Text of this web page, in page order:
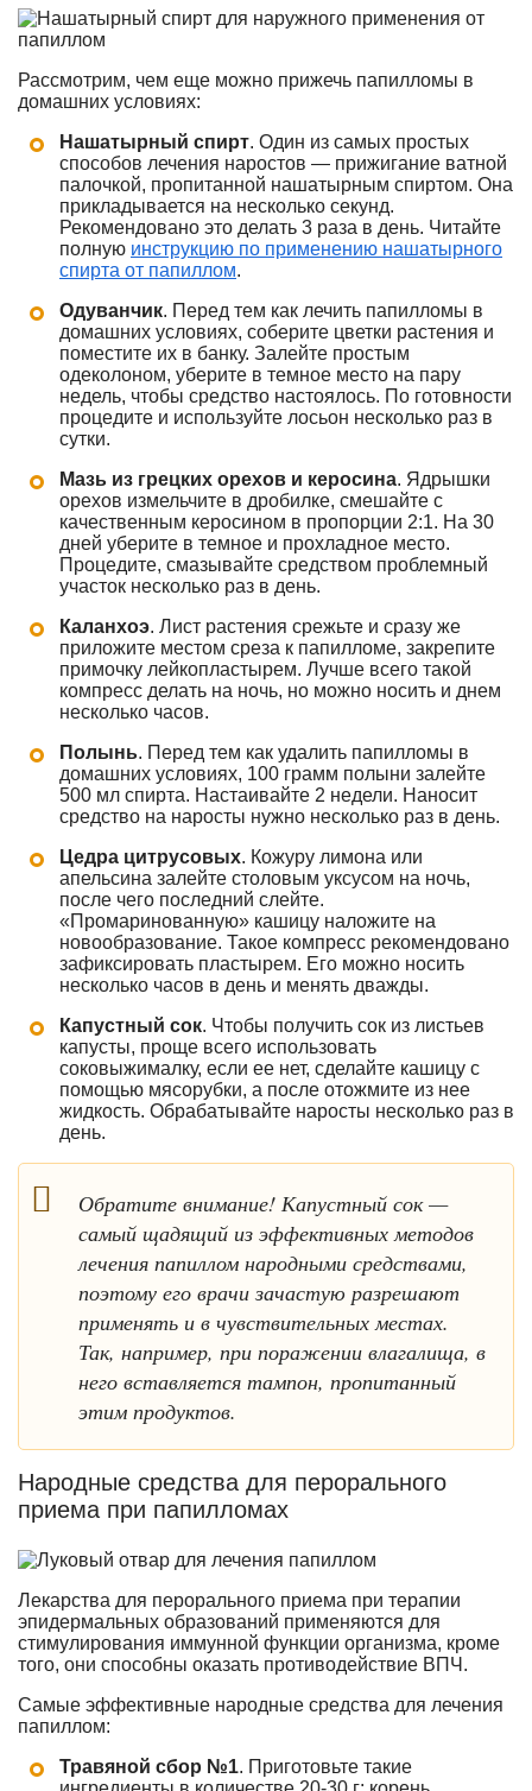
Рассмотрим, чем еще можно прижечь папилломы в
домашних условиях:
Нашатырный спирт. Один из самых простых
способов лечения наростов — прижигание ватной
палочкой, пропитанной нашатырным спиртом. Она
прикладывается на несколько секунд.
Рекомендовано это делать 3 раза в день. Читайте
полную инструкцию по применению нашатырного
спирта от папиллом.
Одуванчик. Перед тем как лечить папилломы в
домашних условиях, соберите цветки растения и
поместите их в банку. Залейте простым
одеколоном, уберите в темное место на пару
недель, чтобы средство настоялось. По готовности
процедите и используйте лосьон несколько раз в
сутки.
Мазь из грецких орехов и керосина. Ядрышки
орехов измельчите в дробилке, смешайте с
качественным керосином в пропорции 2:1. На 30
дней уберите в темное и прохладное место.
Процедите, смазывайте средством проблемный
участок несколько раз в день.
Каланхоэ. Лист растения срежьте и сразу же
приложите местом среза к папилломе, закрепите
примочку лейкопластырем. Лучше всего такой
компресс делать на ночь, но можно носить и днем
несколько часов.
Полынь. Перед тем как удалить папилломы в
домашних условиях, 100 грамм полыни залейте
500 мл спирта. Настаивайте 2 недели. Наносит
средство на наросты нужно несколько раз в день.
Цедра цитрусовых. Кожуру лимона или
апельсина залейте столовым уксусом на ночь,
после чего последний слейте.
«Промаринованную» кашицу наложите на
новообразование. Такое компресс рекомендовано
зафиксировать пластырем. Его можно носить
несколько часов в день и менять дважды.
Капустный сок. Чтобы получить сок из листьев
капусты, проще всего использовать
соковыжималку, если ее нет, сделайте кашицу с
помощью мясорубки, а после отожмите из нее
жидкость. Обрабатывайте наросты несколько раз в
день.
Обратите внимание! Капустный сок —
самый щадящий из эффективных методов
лечения папиллом народными средствами,
поэтому его врачи зачастую разрешают
применять и в чувствительных местах.
Так, например, при поражении влагалища, в
него вставляется тампон, пропитанный
этим продуктов.
Народные средства для перорального
приема при папилломах
Лекарства для перорального приема при терапии
эпидермальных образований применяются для
стимулирования иммунной функции организма, кроме
того, они способны оказать противодействие ВПЧ.
Самые эффективные народные средства для лечения
папиллом:
Травяной сбор №1. Приготовьте такие